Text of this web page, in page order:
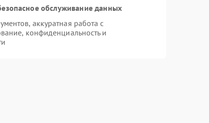
обслуживание данных
аккуратная работа с
конфиденциальность и